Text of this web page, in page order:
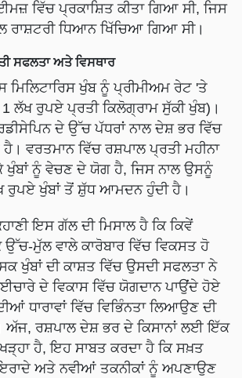
ਵਿੱਚ ਪ੍ਰਕਾਸ਼ਿਤ ਕੀਤਾ ਗਿਆ ਸੀ, ਜਿਸ
ਰਾਸ਼ਟਰੀ ਧਿਆਨ ਖਿੱਚਿਆ ਗਿਆ ਸੀ।
ਸਫਲਤਾ ਅਤੇ ਵਿਸਥਾਰ
ਮਿਲਿਟਾਰਿਸ ਖੁੰਬ ਨੂੰ ਪ੍ਰੀਮੀਅਮ ਰੇਟ 'ਤੇ
ਲੱਖ ਰੁਪਏ ਪ੍ਰਤੀ ਕਿਲੋਗ੍ਰਾਮ ਸੁੱਕੀ ਖੁੰਬ)।
ਦੇ ਉੱਚ ਪੱਧਰਾਂ ਨਾਲ ਦੇਸ਼ ਭਰ ਵਿੱਚ
ਵਰਤਮਾਨ ਵਿੱਚ ਰਸ਼ਪਾਲ ਪ੍ਰਤੀ ਮਹੀਨਾ
ਨੂੰ ਵੇਚਣ ਦੇ ਯੋਗ ਹੈ, ਜਿਸ ਨਾਲ ਉਸਨੂੰ
ਰੁਪਏ ਖੁੰਬਾਂ ਤੋਂ ਸ਼ੁੱਧ ਆਮਦਨ ਹੁੰਦੀ ਹੈ।
ਇਸ ਗੱਲ ਦੀ ਮਿਸਾਲ ਹੈ ਕਿ ਕਿਵੇਂ
ਮੁੱਲ ਵਾਲੇ ਕਾਰੋਬਾਰ ਵਿੱਚ ਵਿਕਸਤ ਹੋ
ਖੁੰਬਾਂ ਦੀ ਕਾਸ਼ਤ ਵਿੱਚ ਉਸਦੀ ਸਫਲਤਾ ਨੇ
ਦੇ ਵਿਕਾਸ ਵਿੱਚ ਯੋਗਦਾਨ ਪਾਉਂਦੇ ਹੋਏ
ਧਾਰਾਵਾਂ ਵਿੱਚ ਵਿਭਿੰਨਤਾ ਲਿਆਉਣ ਦੀ
ਰਸ਼ਪਾਲ ਦੇਸ਼ ਭਰ ਦੇ ਕਿਸਾਨਾਂ ਲਈ ਇੱਕ
ਹੈ, ਇਹ ਸਾਬਤ ਕਰਦਾ ਹੈ ਕਿ ਸਖ਼ਤ
ਅਤੇ ਨਵੀਆਂ ਤਕਨੀਕਾਂ ਨੂੰ ਅਪਣਾਉਣ